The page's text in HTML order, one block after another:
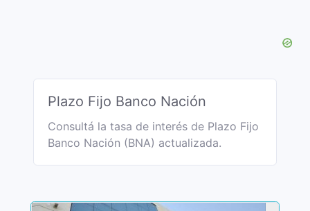
Plazo Fijo Banco Nación
Consultá la tasa de interés de Plazo Fijo
Banco Nación (BNA) actualizada.